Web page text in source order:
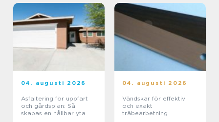
04. augusti 2026
Asfaltering för uppfart
och gårdsplan: Så
skapas en hållbar yta
04. augusti 2026
Vändskär för effektiv
och exakt
träbearbetning